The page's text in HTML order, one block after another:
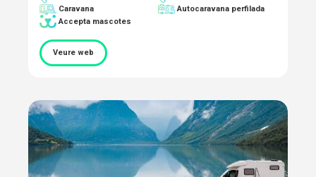
Caravana
Autocaravana perfilada
Accepta mascotes
Veure web